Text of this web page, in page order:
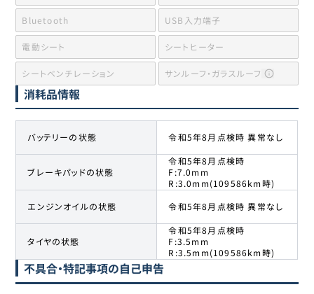
Bluetooth USB入力端子
電動シート シートヒーター
シートベンチレーション サンルーフ・ガラスルーフ
消耗品情報
バッテリーの状態 令和5年8月点検時 異常なし
ブレーキパッドの状態
令和5年8月点検時
F:7.0mm
R:3.0mm(109586km時)
エンジンオイルの状態
令和5年8月点検時 異常なし
タイヤの状態
令和5年8月点検時
F:3.5mm
R:3.5mm(109586km時)
不具合・特記事項の自己申告